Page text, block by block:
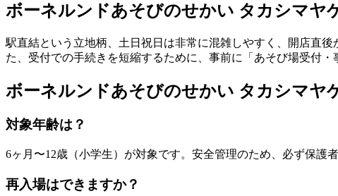
ボーネルンドあそびのせかい タカシマヤ
駅直結という立地柄、土日祝日は非常に混雑しやすく、開店直
た、受付での手続きを短縮するために、事前に「あそび場受付
ボーネルンドあそびのせかい タカシマヤ
対象年齢は？
6ヶ月〜12歳（小学生）が対象です。安全管理のため、必ず保護
再入場はできますか？